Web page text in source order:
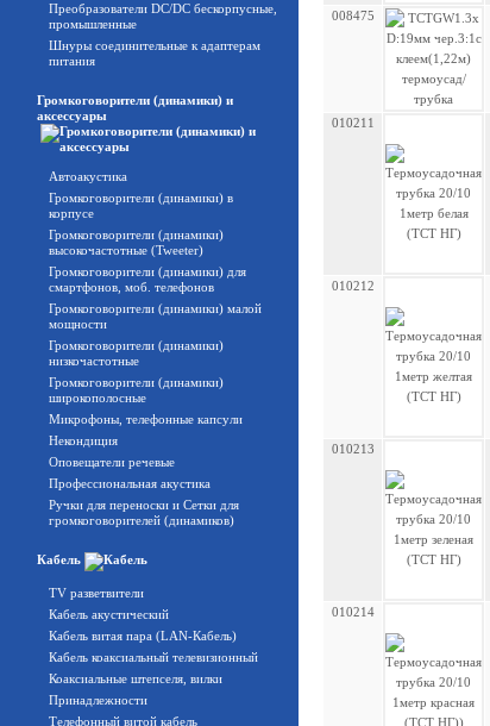
Преобразователи DC/DC бескорпусные,
промышленные
Шнуры соединительные к адаптерам
питания
Громкоговорители (динамики) и
аксессуары
Автоакустика
Громкоговорители (динамики) в
корпусе
Громкоговорители (динамики)
высокочастотные (Tweeter)
Громкоговорители (динамики) для
смартфонов, моб. телефонов
Громкоговорители (динамики) малой
мощности
Громкоговорители (динамики)
низкочастотные
Громкоговорители (динамики)
широкополосные
Микрофоны, телефонные капсули
Некондиция
Оповещатели речевые
Профессиональная акустика
Ручки для переноски и Сетки для
громкоговорителей (динамиков)
Кабель
TV разветвители
Кабель акустический
Кабель витая пара (LAN-Кабель)
Кабель коаксиальный телевизионный
Коаксиальные штепселя, вилки
Принадлежности
Телефонный витой кабель
008475
010211
010212
010213
010214